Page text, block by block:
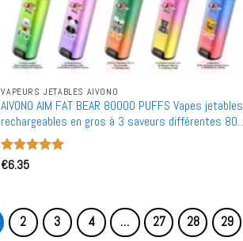
VAPEURS JETABLES AIVONO
AIVONO AIM FAT BEAR 80000 PUFFS Vapes jetables
rechargeables en gros à 3 saveurs différentes 80
000 puffs Achat en bulk
Note
€6.35
2 3 4 … 27 28 29